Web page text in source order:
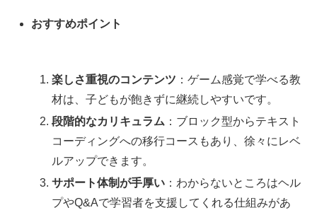
おすすめポイント
楽しさ重視のコンテンツ ：ゲーム感覚で学べる教
材は、子どもが飽きずに継続しやすいです。
段階的なカリキュラム ：ブロック型からテキスト
コーディングへの移行コースもあり、徐々にレベ
ルアップできます。
サポート体制が手厚い ：わからないところはヘル
プやQ&Aで学習者を支援してくれる仕組みがあ